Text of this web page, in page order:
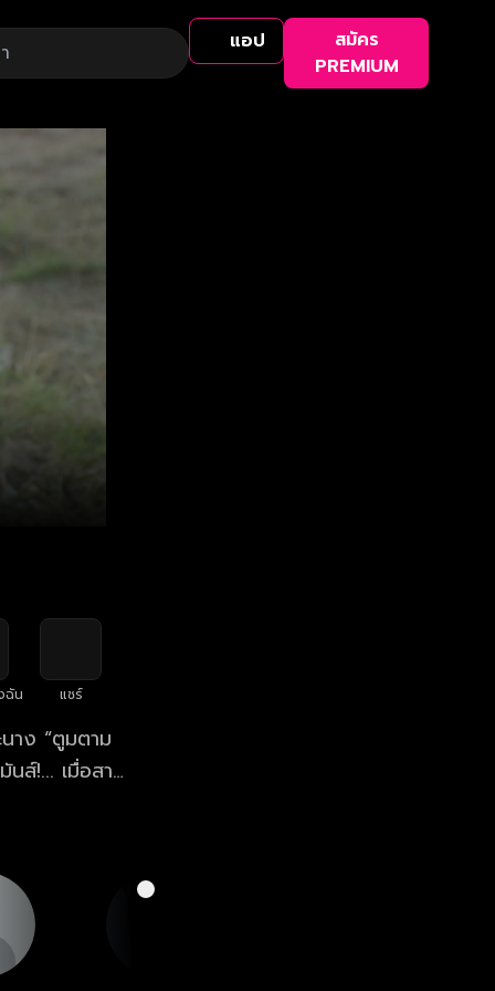
แอป
สมัคร
PREMIUM
ฉัน แชร์
าง “ตูมตาม
ส์!... เมื่อสาว
ม่ของตัวเอง